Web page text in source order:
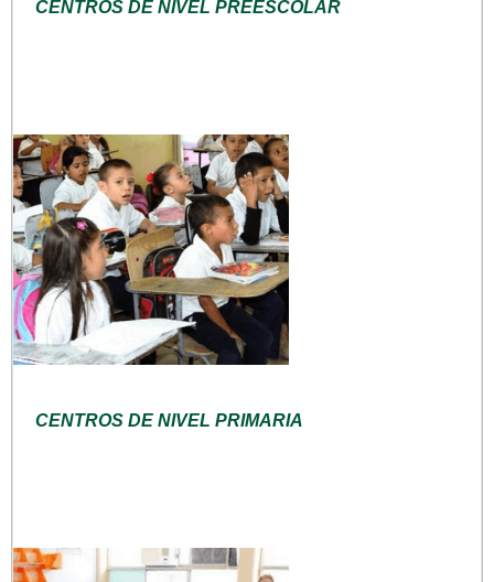
CENTROS DE NIVEL PREESCOLAR
CENTROS DE NIVEL PRIMARIA